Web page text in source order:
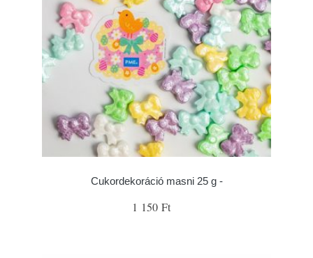
Cukordekoráció masni 25 g -
1 150 Ft